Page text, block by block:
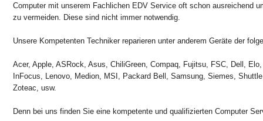
Computer mit unserem Fachlichen EDV Service oft schon ausreichend
zu vermeiden. Diese sind nicht immer notwendig.
Unsere Kompetenten Techniker reparieren unter anderem Geräte der
Acer, Apple, ASRock, Asus, ChiliGreen, Compaq, Fujitsu, FSC, Dell,
InFocus, Lenovo, Medion, MSI, Packard Bell, Samsung, Siemes,
Zoteac, usw.
Denn bei uns finden Sie eine kompetente und qualifizierten Computer